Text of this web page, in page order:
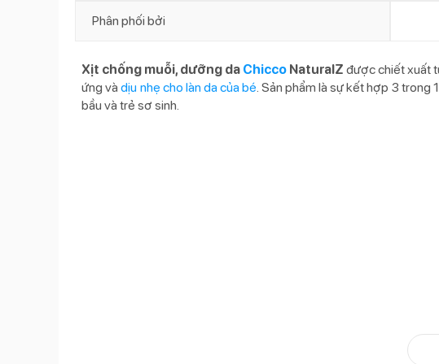
Phân phối bởi
Xịt chống muỗi, dưỡng da Chicco NaturalZ được chiết xuất
ứng vàdịu nhẹ cho làn da của bé. Sản phẩm là sự kết hợp 3 trong
bầu và trẻ sơ sinh.